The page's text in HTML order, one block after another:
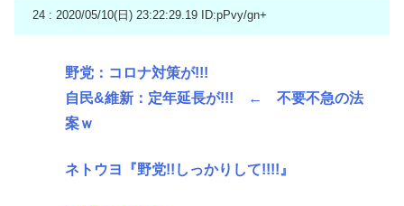
24 : 2020/05/10(日) 23:22:29.19 ID:pPvy/gn+
野党：コロナ対策が!!!
自民&維新：定年延長が!!! ← 不要不急の法
案ｗ
ネトウヨ『野党!!しっかりして!!!!』